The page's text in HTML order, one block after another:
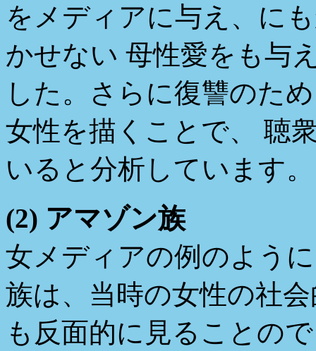
をメディアに与え、に
かせない 母性愛をも与
した。さらに復讐のた
女性を描くことで、 聴
いると分析しています。
(2) アマゾン族
女メディアの例のよう
族は、当時の女性の社
も反面的に見ることの